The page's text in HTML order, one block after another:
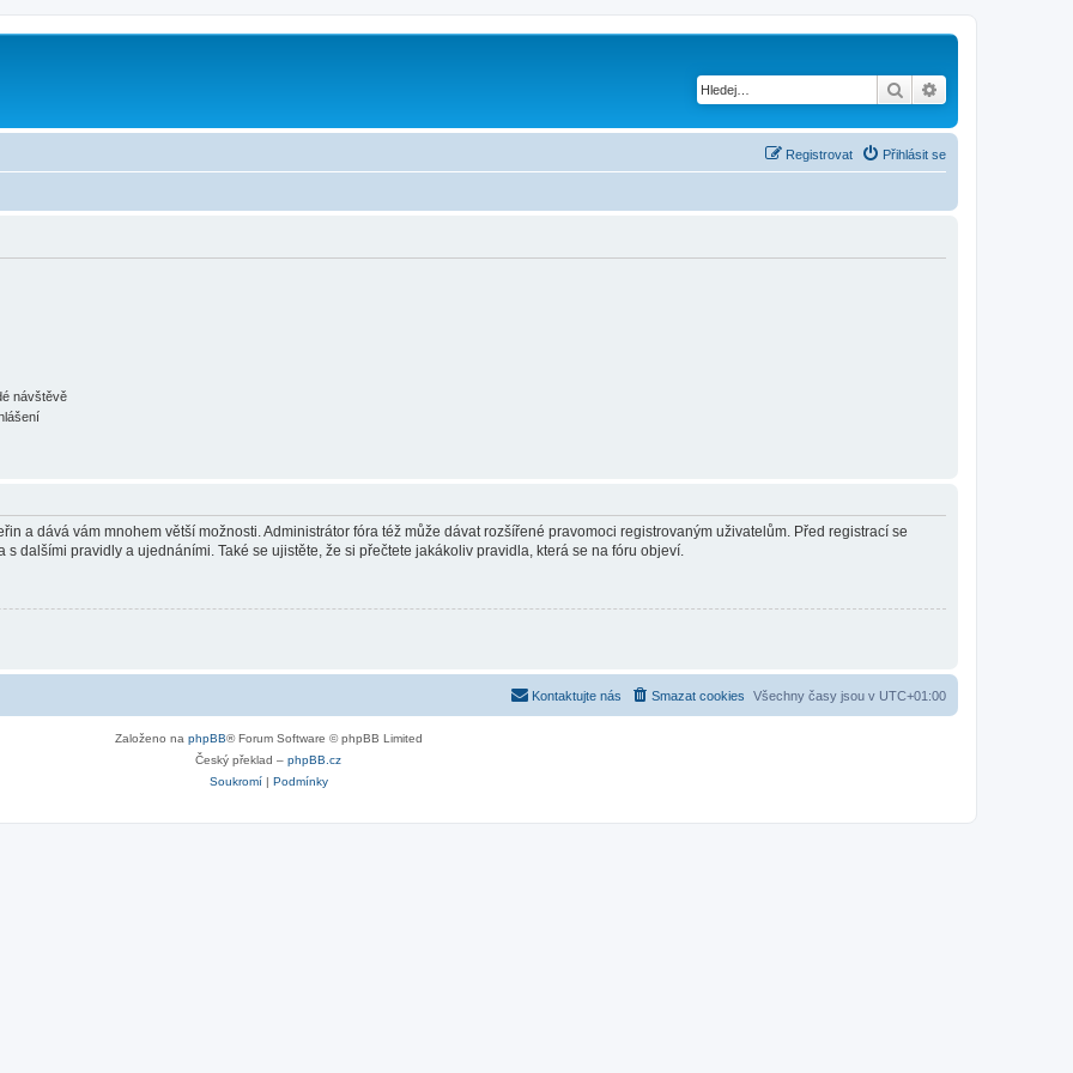
Hledat
Přihlásit se
Registrovat
návštěvě
a dává vám mnohem větší možnosti. Administrátor fóra též může dávat rozšířené pravomoci registrovaným uživatelům. Před registrací se
dalšími pravidly a ujednáními. Také se ujistěte, že si přečtete jakákoliv pravidla, která se na fóru objeví.
Všechny časy jsou v UTC+01:00
Smazat cookies
Kontaktujte nás
Založeno na phpBB® Forum Software © phpBB Limited
Český překlad – phpBB.cz
Soukromí| Podmínky